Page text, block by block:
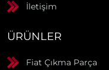
İletişim
ÜRÜNLER
Fiat Çıkma Parça